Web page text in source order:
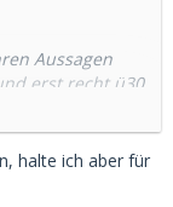
Aussagen
erst recht ü30
begiebt oder
halte ich aber für